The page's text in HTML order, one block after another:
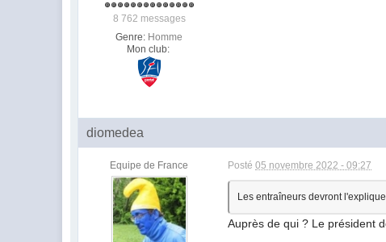
8 762 messages
Genre: Homme
Mon club:
diomedea
Equipe de France Posté05 novembre 2022 - 09:27
Les entraîneurs devront
Auprès de qui ? Le président